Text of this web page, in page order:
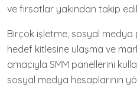
ve fırsatlar yakından takip
Birçok işletme, sosyal medya
hedef kitlesine ulaşma ve
amacıyla SMM panellerini
sosyal medya hesaplarının